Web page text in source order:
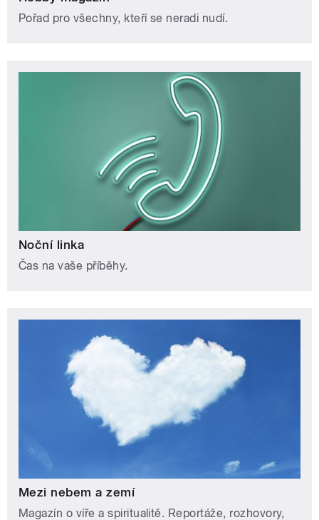
Pořad pro všechny, kteří se neradi nudí.
Noční linka
Čas na vaše příběhy.
Mezi nebem a zemí
Magazín o víře a spiritualitě. Reportáže, rozhovory,